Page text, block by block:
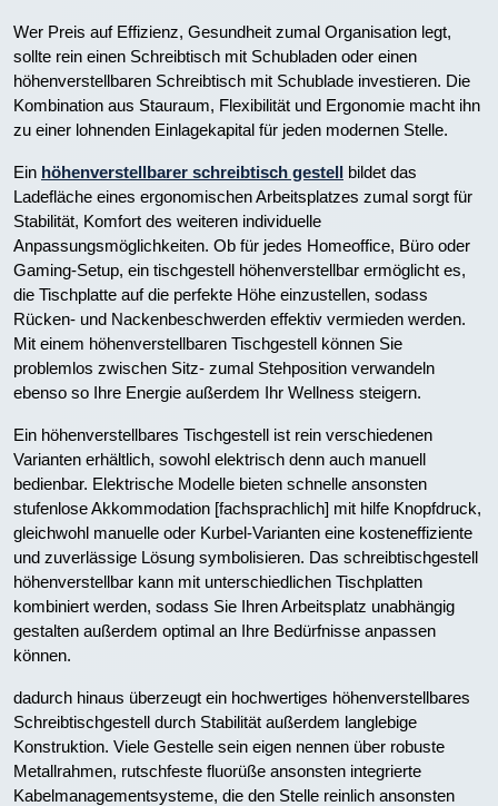
Wer Preis auf Effizienz, Gesundheit zumal Organisation legt,
sollte rein einen Schreibtisch mit Schubladen oder einen
höhenverstellbaren Schreibtisch mit Schublade investieren. Die
Kombination aus Stauraum, Flexibilität und Ergonomie macht ihn
zu einer lohnenden Einlagekapital für jeden modernen Stelle.
Ein höhenverstellbarer schreibtisch gestell bildet das
Ladefläche eines ergonomischen Arbeitsplatzes zumal sorgt für
Stabilität, Komfort des weiteren individuelle
Anpassungsmöglichkeiten. Ob für jedes Homeoffice, Büro oder
Gaming-Setup, ein tischgestell höhenverstellbar ermöglicht es,
die Tischplatte auf die perfekte Höhe einzustellen, sodass
Rücken- und Nackenbeschwerden effektiv vermieden werden.
Mit einem höhenverstellbaren Tischgestell können Sie
problemlos zwischen Sitz- zumal Stehposition verwandeln
ebenso so Ihre Energie außerdem Ihr Wellness steigern.
Ein höhenverstellbares Tischgestell ist rein verschiedenen
Varianten erhältlich, sowohl elektrisch denn auch manuell
bedienbar. Elektrische Modelle bieten schnelle ansonsten
stufenlose Akkommodation [fachsprachlich] mit hilfe Knopfdruck,
gleichwohl manuelle oder Kurbel-Varianten eine kosteneffiziente
und zuverlässige Lösung symbolisieren. Das schreibtischgestell
höhenverstellbar kann mit unterschiedlichen Tischplatten
kombiniert werden, sodass Sie Ihren Arbeitsplatz unabhängig
gestalten außerdem optimal an Ihre Bedürfnisse anpassen
können.
dadurch hinaus überzeugt ein hochwertiges höhenverstellbares
Schreibtischgestell durch Stabilität außerdem langlebige
Konstruktion. Viele Gestelle sein eigen nennen über robuste
Metallrahmen, rutschfeste fluorüße ansonsten integrierte
Kabelmanagementsysteme, die den Stelle reinlich ansonsten